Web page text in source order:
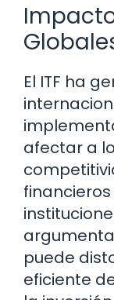
El ITF ha
afectar a
puede
eficiente